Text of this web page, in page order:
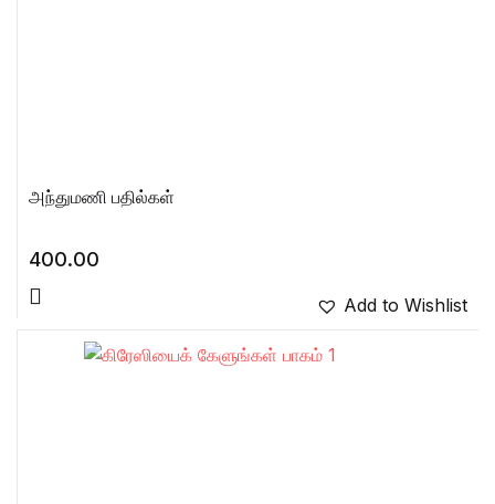
அந்துமணி பதில்கள்
400.00
Add to Wishlist